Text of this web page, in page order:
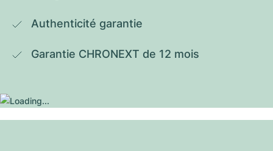
Authenticité garantie
Garantie CHRONEXT de 12 mois